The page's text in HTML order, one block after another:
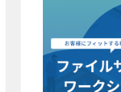
ファイルサ
現状のファ
して、お客様
るワークシ